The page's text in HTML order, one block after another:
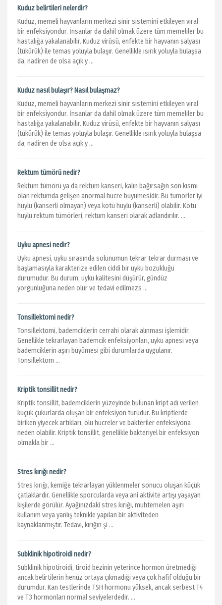
Kuduz belirtileri nelerdir?
Kuduz, memeli hayvanların merkezi sinir sistemini etkileyen viral
bir enfeksiyondur. İnsanlar da dahil olmak üzere tüm memeliler bu
hastalığa yakalanabilir. Kuduz virüsü, enfekte bir hayvanın salyası
(tükürük) ile temas yoluyla bulaşır. Genellikle ısırık yoluyla bulaşsa
da, nadiren de olsa açık y ...
Kuduz nasıl bulaşır? Nasıl bulaşmaz?
Kuduz, memeli hayvanların merkezi sinir sistemini etkileyen viral
bir enfeksiyondur. İnsanlar da dahil olmak üzere tüm memeliler bu
hastalığa yakalanabilir. Kuduz virüsü, enfekte bir hayvanın salyası
(tükürük) ile temas yoluyla bulaşır. Genellikle ısırık yoluyla bulaşsa
da, nadiren de olsa açık y ...
Rektum tümörü nedir?
Rektum tümörü ya da rektum kanseri, kalın bağırsağın son kısmı
olan rektumda gelişen anormal hücre büyümesidir. Bu tümörler iyi
huylu (kanserli olmayan) veya kötü huylu (kanserli) olabilir. Kötü
huylu rektum tümörleri, rektum kanseri olarak adlandırılır. ...
Uyku apnesi nedir?
Uyku apnesi, uyku sırasında solunumun tekrar tekrar durması ve
başlamasıyla karakterize edilen ciddi bir uyku bozukluğu
durumudur. Bu durum, uyku kalitesini düşürür, gündüz
yorgunluğuna neden olur ve tedavi edilmezs ...
Tonsillektomi nedir?
Tonsillektomi, bademciklerin cerrahi olarak alınması işlemidir.
Genellikle tekrarlayan bademcik enfeksiyonları, uyku apnesi veya
bademciklerin aşırı büyümesi gibi durumlarda uygulanır.
Tonsillektom ...
Kriptik tonsillit nedir?
Kriptik tonsillit, bademciklerin yüzeyinde bulunan kript adı verilen
küçük çukurlarda oluşan bir enfeksiyon türüdür. Bu kriptlerde
biriken yiyecek artıkları, ölü hücreler ve bakteriler enfeksiyona
neden olabilir. Kriptik tonsillit, genellikle bakteriyel bir enfeksiyon
olmakla bir ...
Stres kırığı nedir?
Stres kırığı, kemiğe tekrarlayan yüklenmeler sonucu oluşan küçük
çatlaklardır. Genellikle sporcularda veya ani aktivite artışı yaşayan
kişilerde görülür. Ayağınızdaki stres kırığı, muhtemelen aşırı
kullanım veya yanlış teknikle yapılan bir aktiviteden
kaynaklanmıştır. Tedavi, kırığın şi ...
Subklinik hipotiroidi nedir?
Subklinik hipotiroidi, tiroid bezinin yeterince hormon üretmediği
ancak belirtilerin henüz ortaya çıkmadığı veya çok hafif olduğu bir
durumdur. Kan testlerinde TSH hormonu yüksek, ancak serbest T4
ve T3 hormonları normal seviyelerdedir. ...